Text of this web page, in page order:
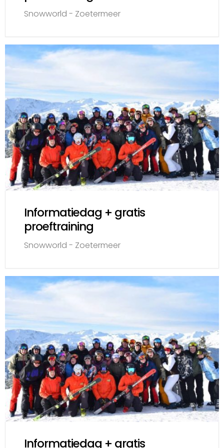
Snowworld - Zoetermeer
Informatiedag + gratis
proeftraining
Snowworld - Zoetermeer
Informatiedag + gratis